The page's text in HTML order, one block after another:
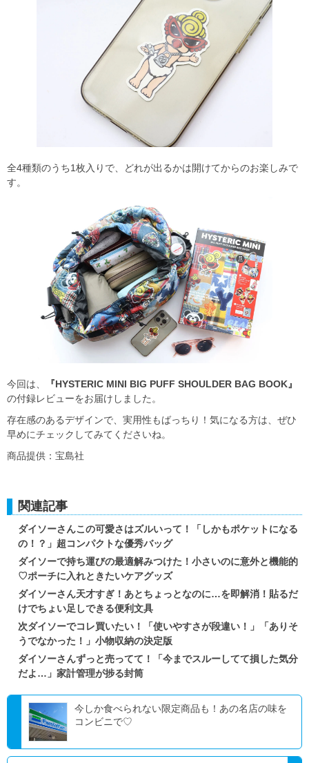
全4種類のうち1枚入りで、どれが出るかは開けてからのお楽しみで
す。
今回は、
『HYSTERIC MINI BIG PUFF SHOULDER BAG BOOK』
の付録レビューをお届けしました。
存在感のあるデザインで、実用性もばっちり！気になる方は、ぜひ
早めにチェックしてみてくださいね。
商品提供：宝島社
関連記事
ダイソーさんこの可愛さはズルいって！「しかもポケットになる
の！？」超コンパクトな優秀バッグ
ダイソーで持ち運びの最適解みつけた！小さいのに意外と機能的
♡ポーチに入れときたいケアグッズ
ダイソーさん天才すぎ！あとちょっとなのに…を即解消！貼るだ
けでちょい足しできる便利文具
次ダイソーでコレ買いたい！「使いやすさが段違い！」「ありそ
うでなかった！」小物収納の決定版
ダイソーさんずっと売ってて！「今までスルーしてて損した気分
だよ…」家計管理が捗る封筒
今しか食べられない限定商品も！あの名店の味を
コンビニで♡